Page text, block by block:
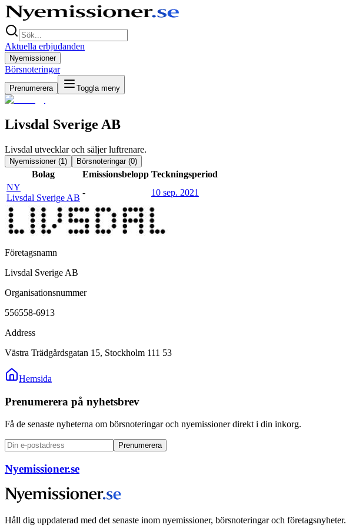
Aktuella erbjudanden
Nyemissioner
Börsnoteringar
Prenumerera Toggla meny
Livsdal Sverige AB
Livsdal utvecklar och säljer luftrenare.
Nyemissioner (1 ) Börsnoteringar (0)
Bolag Emissionsbelopp Teckningsperiod
NY
Livsdal Sverige AB
- 10 sep. 2021
Företagsnamn
Livsdal Sverige AB
Organisationsnummer
556558-6913
Address
Västra Trädgårdsgatan 15, Stockholm 111 53
Hemsida
Prenumerera på nyhetsbrev
Få de senaste nyheterna om börsnoteringar och nyemissioner direkt i din inkorg.
Prenumerera
Nyemissioner.se
Håll dig uppdaterad med det senaste inom nyemissioner, börsnoteringar och företagsnyheter.